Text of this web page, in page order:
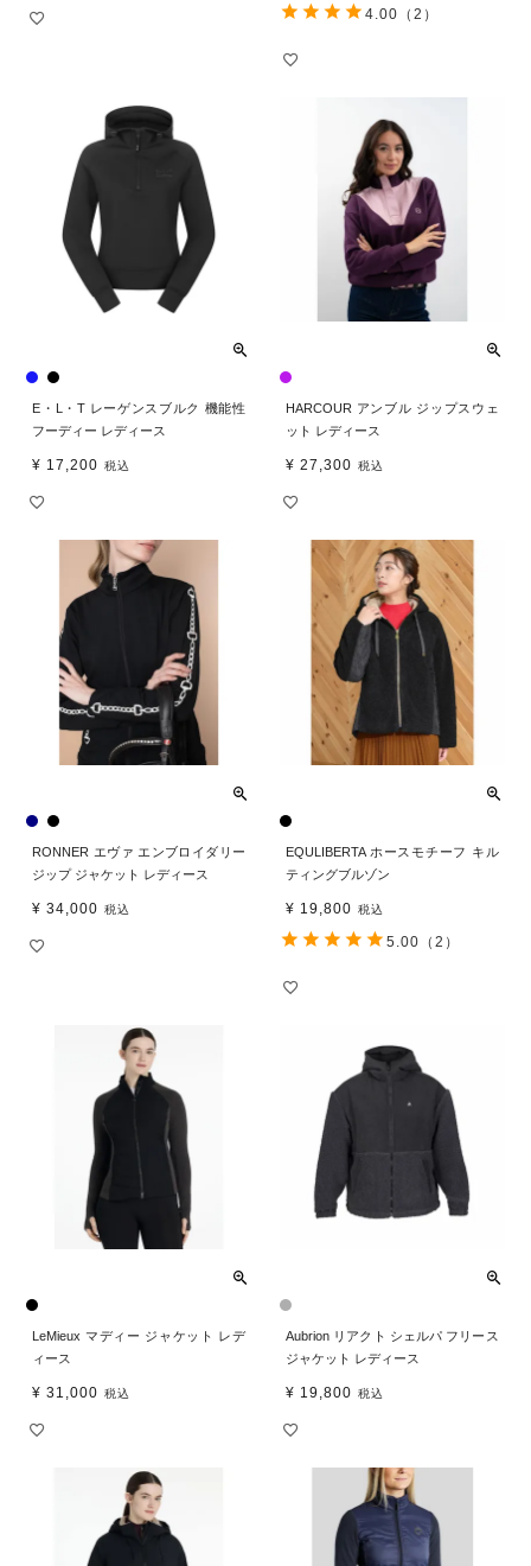
4.00 （2）
E・L・T レーゲンスブルク 機能性
フーディー レディース
¥ 17,200 税込
HARCOUR アンブル ジップスウェ
ット レディース
¥ 27,300 税込
RONNER エヴァ エンブロイダリー
ジップ ジャケット レディース
¥ 34,000 税込
EQULIBERTA ホースモチーフ キル
ティングブルゾン
¥ 19,800 税込
5.00 （2）
LeMieux マディー ジャケット レデ
ィース
¥ 31,000 税込
Aubrion リアクト シェルパ フリース
ジャケット レディース
¥ 19,800 税込